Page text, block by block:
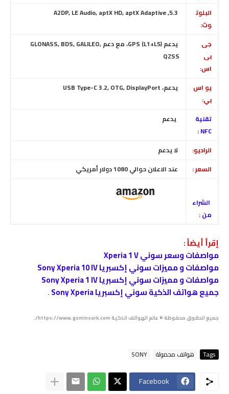
البلوت
وث:
5.3, A2DP, LE Audio, aptX HD, aptX Adaptive
جى
بى
اس:
يدعم GPS (L1+L5)
، مع دعم GLONASS, BDS, GALILEO,
QZSS
يو اس
بي:
يدعم، USB Type-C 3.2, OTG, DisplayPort
تقنية
NFC :
يدعم
الراديو:
لا يدعم
السعر :
عند الاعلان حوالي 1080 دولار أمريكي
الشراء
من:
إقرأ أيضاً :
مواصفات وسعر سوني Xperia 1 V
مواصفات و مميزات سوني إكسبريا Sony Xperia 10 IV
مواصفات و مميزات سوني إكسبريا Sony Xperia 1 IV
جميع هواتف الذكية سوني إكسبريا Sony Xperia
.
جميع الحقوق محفوظة © عالم الهواتف الذكية https://www.gsminsark.com/.
Tags هواتف محمولة SONY
Facebook